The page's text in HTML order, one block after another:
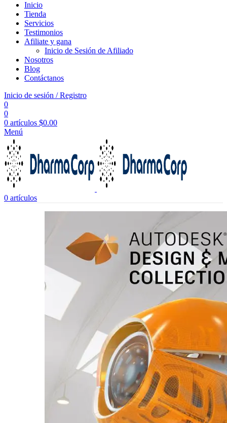
Inicio
Tienda
Servicios
Testimonios
Afiliate y gana
Inicio de Sesión de Afiliado
Nosotros
Blog
Contáctanos
Inicio de sesión / Registro
0
0
0 artículos $0.00
Menú
0 artículos